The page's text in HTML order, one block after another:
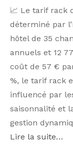
📈 Le tarif rack
déterminé par
hôtel de 35
annuels et 12
coût de 57 €
%, le tarif rack
influencé par
saisonnalité et
gestion
Lire la suite…